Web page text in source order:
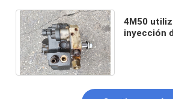
4M50
inyección